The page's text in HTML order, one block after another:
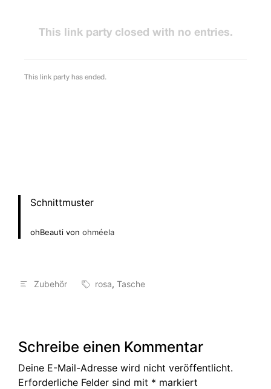
Schnittmuster
ohBeauti von ohméela
Zubehör rosa, Tasche
Schreibe einen Kommentar
Deine E-Mail-Adresse wird nicht veröffentlicht.
Erforderliche Felder sind mit * markiert